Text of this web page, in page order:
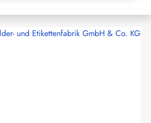
und Etikettenfabrik GmbH & Co. KG